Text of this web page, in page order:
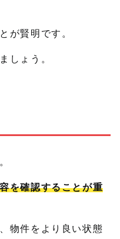
が賢明です。
しょう。
を確認することが重
物件をより良い状態